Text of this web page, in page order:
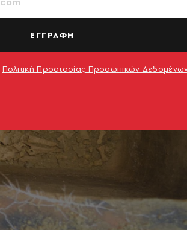
ΕΓΓΡΑΦΗ
Πολιτική Προστασίας Προσωπικών